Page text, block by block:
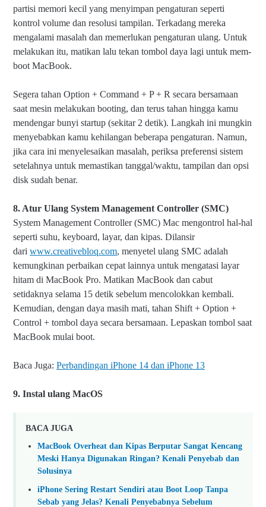
partisi memori kecil yang menyimpan pengaturan seperti
kontrol volume dan resolusi tampilan. Terkadang mereka
mengalami masalah dan memerlukan pengaturan ulang. Untuk
melakukan itu, matikan lalu tekan tombol daya lagi untuk mem-
boot MacBook.
Segera tahan Option + Command + P + R secara bersamaan
saat mesin melakukan booting, dan terus tahan hingga kamu
mendengar bunyi startup (sekitar 2 detik). Langkah ini mungkin
menyebabkan kamu kehilangan beberapa pengaturan. Namun,
jika cara ini menyelesaikan masalah, periksa preferensi sistem
setelahnya untuk memastikan tanggal/waktu, tampilan dan opsi
disk sudah benar.
8. Atur Ulang System Management Controller (SMC)
System Management Controller (SMC) Mac mengontrol hal-hal
seperti suhu, keyboard, layar, dan kipas. Dilansir
dari www.creativebloq.com, menyetel ulang SMC adalah
kemungkinan perbaikan cepat lainnya untuk mengatasi layar
hitam di MacBook Pro. Matikan MacBook dan cabut
setidaknya selama 15 detik sebelum mencolokkan kembali.
Kemudian, dengan daya masih mati, tahan Shift + Option +
Control + tombol daya secara bersamaan. Lepaskan tombol saat
MacBook mulai boot.
Baca Juga: Perbandingan iPhone 14 dan iPhone 13
9. Instal ulang MacOS
BACA JUGA
MacBook Overheat dan Kipas Berputar Sangat Kencang
Meski Hanya Digunakan Ringan? Kenali Penyebab dan
Solusinya
iPhone Sering Restart Sendiri atau Boot Loop Tanpa
Sebab yang Jelas? Kenali Penyebabnya Sebelum